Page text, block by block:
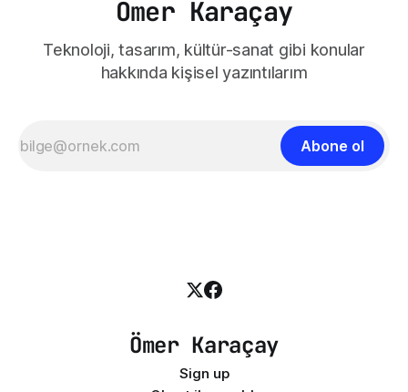
Ömer Karaçay
Teknoloji, tasarım, kültür-sanat gibi konular
hakkında kişisel yazıntılarım
Abone ol
Ömer Karaçay
Sign up